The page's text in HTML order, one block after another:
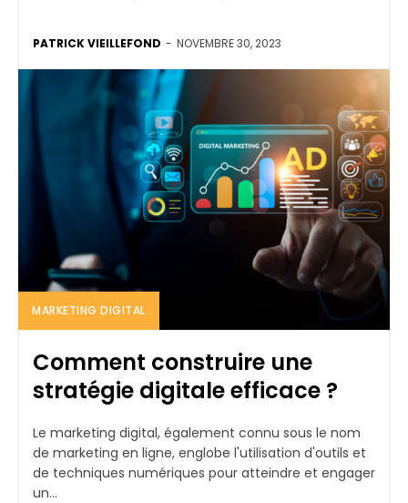
PATRICK VIEILLEFOND - NOVEMBRE 30, 2023
MARKETING DIGITAL
Comment construire une
stratégie digitale efficace ?
Le marketing digital, également connu sous le nom
de marketing en ligne, englobe l'utilisation d'outils et
de techniques numériques pour atteindre et engager
un...